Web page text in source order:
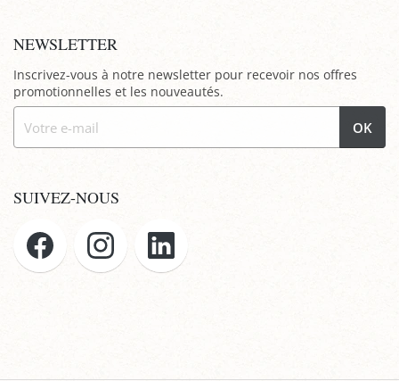
NEWSLETTER
Inscrivez-vous à notre newsletter pour recevoir nos offres
promotionnelles et les nouveautés.
OK
SUIVEZ-NOUS